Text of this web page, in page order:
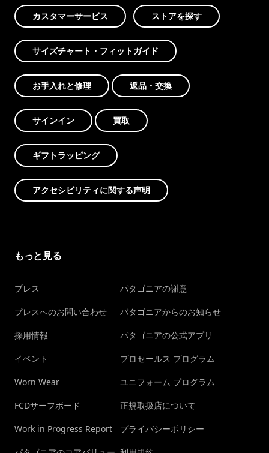
カスタマーサービス ストアを探す
サイズチャート・フィットガイド
お手入れと修理 返品・交換
サインイン 買取
ギフトラッピング
アクセシビリティに関する声明
もっと見る
プレス
プレスへのお問い合わせ
採用情報
イベント
Worn Wear
FCDサーフボード
Work in Progress Report
パタゴニアの謝意
パタゴニアからのお知らせ
パタゴニアの公式アプリ
プロセールス プログラム
ユニフォーム プログラム
正規取扱店について
プライバシーポリシー